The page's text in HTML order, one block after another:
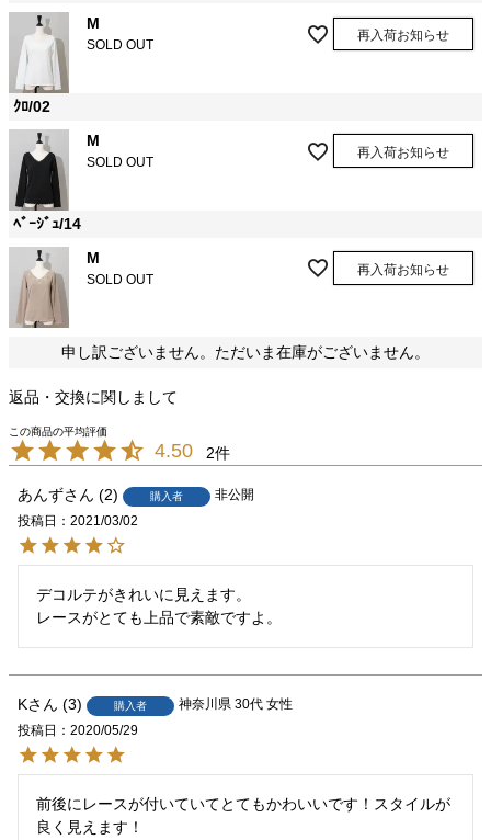
M
SOLD OUT
再入荷お知らせ
ｸﾛ/02
M
SOLD OUT
再入荷お知らせ
ﾍﾞｰｼﾞｭ/14
M
SOLD OUT
再入荷お知らせ
申し訳ございません。ただいま在庫がございません。
返品・交換に関しまして
4.50 2
あんず 2 購入者
非公開
投稿日
2021/03/02
デコルテがきれいに見えます。
レースがとても上品で素敵ですよ。
K 3 購入者 神奈川県 30代 女性
投稿日
2020/05/29
前後にレースが付いていてとてもかわいいです！スタイルが
良く見えます！